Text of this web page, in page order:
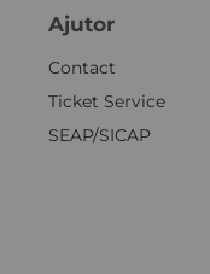
Ajutor
Contact
Ticket Service
SEAP/SICAP